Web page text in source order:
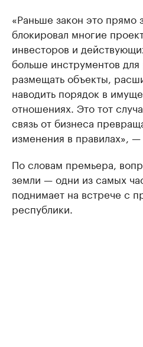
«Раньше закон это прямо
блокировал многие
инвесторов и
больше инструментов
размещать объекты,
наводить порядок в
отношениях. Это тот
связь от бизнеса
изменения в правилах», —
По словам премьера,
земли — одни из самых
поднимает на встрече с
республики.